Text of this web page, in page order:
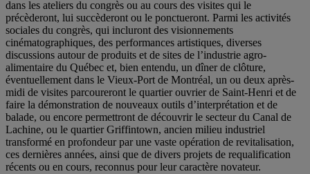
dans les ateliers du congrès ou au cours des visites qui le
précèderont, lui succèderont ou le ponctueront. Parmi les activités
sociales du congrès, qui incluront des visionnements
cinématographiques, des performances artistiques, diverses
discussions autour de produits et de sites de l’industrie agro-
alimentaire du Québec et, bien entendu, un dîner de clôture,
éventuellement dans le Vieux-Port de Montréal, un ou deux après-
midi de visites parcoureront le quartier ouvrier de Saint-Henri et de
faire la démonstration de nouveaux outils d’interprétation et de
balade, ou encore permettront de découvrir le secteur du Canal de
Lachine, ou le quartier Griffintown, ancien milieu industriel
transformé en profondeur par une vaste opération de revitalisation,
ces dernières années, ainsi que de divers projets de requalification
récents ou en cours, reconnus pour leur caractère novateur.